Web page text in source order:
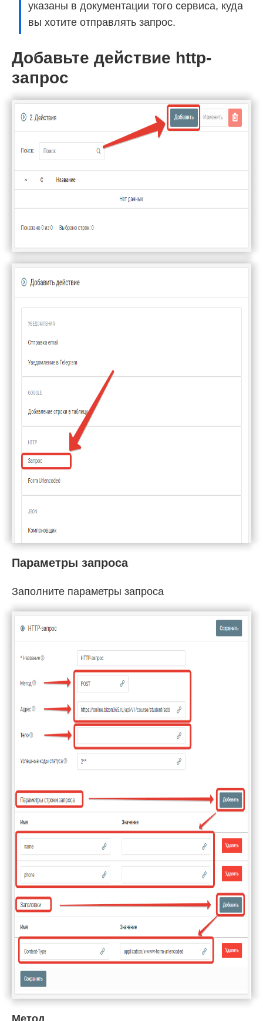
указаны в документации того сервиса, куда
вы хотите отправлять запрос.
Добавьте действие http-
запрос
Параметры запроса
Заполните параметры запроса
Метод